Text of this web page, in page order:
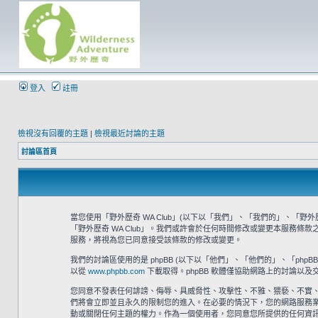
登入 註冊
檢視沒有回覆的主題 | 檢視最近討論的主題
討論區首頁
當您使用「野外歷奇 WA Club」(以下以「我們」、「我們的」、「野
「野外歷奇 WA Club」。我們或許會於任何時間修改或變更本服務條
服務，將視為您已同意接受該條款的修改或變更。
我們的討論區使用的是 phpBB (以下以「他們」、「他們的」、「
以從 www.phpbb.com下載取得。phpBB 軟體僅協助網路上的討論以及
您同意不發表任何誹謗、侮辱、具威脅性、攻擊性、不雅、猥褻、不
們將會立即並且永久的限制您的進入。在必要的情況下，您的網路服
動或關閉任何主題的權力。作為一個使用者，您同意您所提供的任何